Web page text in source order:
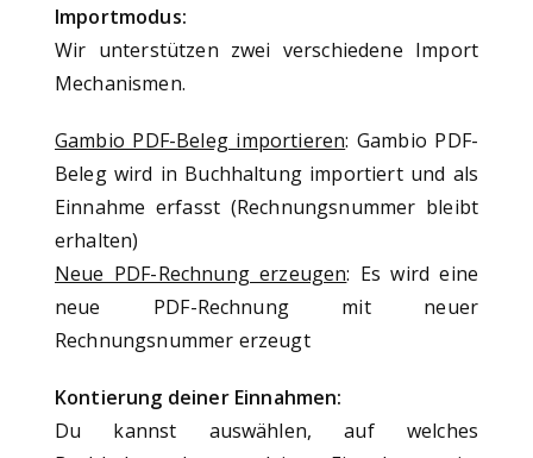
Importmodus:
Wir unterstützen zwei verschiedene Import
Mechanismen.
Gambio PDF-Beleg importieren: Gambio PDF-
Beleg wird in Buchhaltung importiert und als
Einnahme erfasst (Rechnungsnummer bleibt
erhalten)
Neue PDF-Rechnung erzeugen: Es wird eine
neue PDF-Rechnung mit neuer
Rechnungsnummer erzeugt
Kontierung deiner Einnahmen:
Du kannst auswählen, auf welches